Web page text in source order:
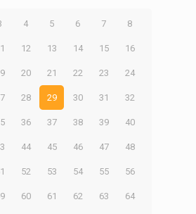
4 5 6 7 8
12 13 14 15 16
20 21 22 23 24
28 29 30 31 32
36 37 38 39 40
44 45 46 47 48
52 53 54 55 56
60 61 62 63 64